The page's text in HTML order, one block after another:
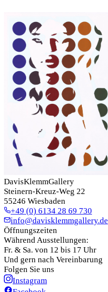
DavisKlemmGallery
Steinern-Kreuz-Weg 22
55246 Wiesbaden
+49 (0) 6134 28 69 730
info@davisklemmgallery.de
Öffnungszeiten
Während Ausstellungen:
Fr. & Sa. von 12 bis 17 Uhr
Und gern nach Vereinbarung
Folgen Sie uns
Instagram